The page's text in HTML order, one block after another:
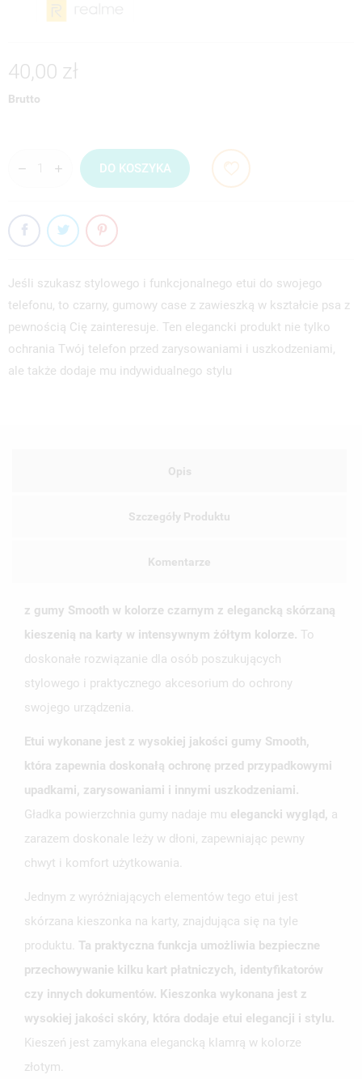
40,00 zł
Brutto
DO KOSZYKA
Jeśli szukasz stylowego i funkcjonalnego etui do swojego
telefonu, to czarny, gumowy case z zawieszką w kształcie psa z
pewnością Cię zainteresuje. Ten elegancki produkt nie tylko
ochrania Twój telefon przed zarysowaniami i uszkodzeniami,
ale także dodaje mu indywidualnego stylu
Opis
Szczegóły Produktu
Komentarze
z gumy Smooth w kolorze czarnym z elegancką skórzaną
kieszenią na karty w intensywnym żółtym kolorze. To
doskonałe rozwiązanie dla osób poszukujących
stylowego i praktycznego akcesorium do ochrony
swojego urządzenia.
Etui wykonane jest z wysokiej jakości gumy Smooth,
która zapewnia doskonałą ochronę przed przypadkowymi
upadkami, zarysowaniami i innymi uszkodzeniami.
Gładka powierzchnia gumy nadaje mu elegancki wygląd, a
zarazem doskonale leży w dłoni, zapewniając pewny
chwyt i komfort użytkowania.
Jednym z wyróżniających elementów tego etui jest
skórzana kieszonka na karty, znajdująca się na tyle
produktu. Ta praktyczna funkcja umożliwia bezpieczne
przechowywanie kilku kart płatniczych, identyfikatorów
czy innych dokumentów. Kieszonka wykonana jest z
wysokiej jakości skóry, która dodaje etui elegancji i stylu.
Kieszeń jest zamykana elegancką klamrą w kolorze
złotym.